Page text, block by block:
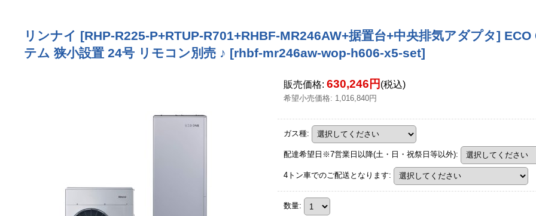
リンナイ [RHP-R225-P+RTUP-R701+RHBF-MR246AW+据置台+中央排気アダプタ]
テム 狭小設置 24号 リモコン別売 ♪ [rhbf-mr246aw-wop-h606-x5-set]
販売価格: 630,246円 (税込)
希望小売価格: 1,016,840円
ガス種:
配達希望日※7営業日以降(土・日・祝祭日等以外):
4トン車でのご配送となります:
数量: